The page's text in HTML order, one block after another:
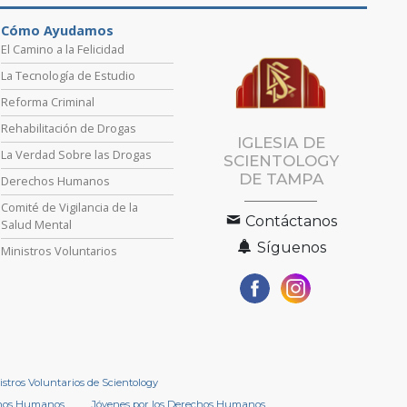
Cómo Ayudamos
El Camino a la Felicidad
La Tecnología de Estudio
Reforma Criminal
Rehabilitación de Drogas
La Verdad Sobre las Drogas
Derechos Humanos
Comité de Vigilancia de la
Salud Mental
Ministros Voluntarios
IGLESIA DE
SCIENTOLOGY
DE TAMPA
Contáctanos
Síguenos
Voluntarios de Scientology
Humanos Jóvenes por los Derechos Humanos